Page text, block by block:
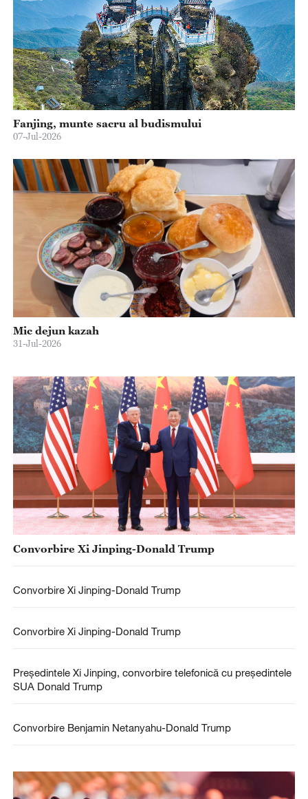
Fanjing, munte sacru al budismului
07-Jul-2026
Mic dejun kazah
31-Jul-2026
Convorbire Xi Jinping-Donald Trump
Convorbire Xi Jinping-Donald Trump
Convorbire Xi Jinping-Donald Trump
Președintele Xi Jinping, convorbire telefonică cu președintele
SUA Donald Trump
Convorbire Benjamin Netanyahu-Donald Trump